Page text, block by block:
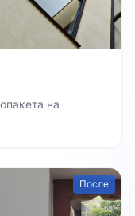
на
После